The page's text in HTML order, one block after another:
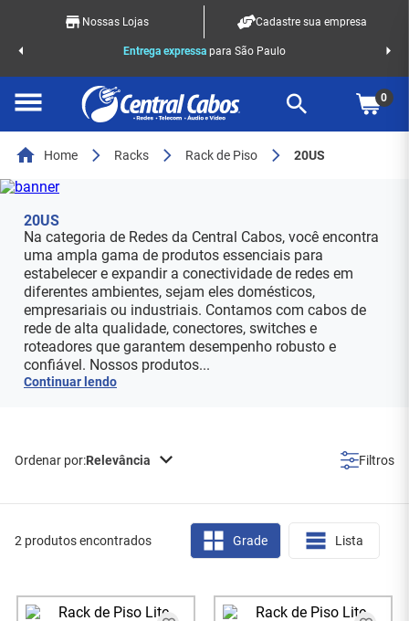
Nossas Lojas
Cadastre sua empresa
Entrega expressa para São Paulo
0
Home Racks Rack de Piso 20US
20US
Na categoria de Redes da Central Cabos, você encontra
uma ampla gama de produtos essenciais para
estabelecer e expandir a conectividade de redes em
diferentes ambientes, sejam eles domésticos,
empresariais ou industriais. Contamos com cabos de
rede de alta qualidade, conectores, switches e
roteadores que garantem desempenho robusto e
confiável. Nossos produtos...
Continuar lendo
Relevância
2 produtos encontrados Grade Lista